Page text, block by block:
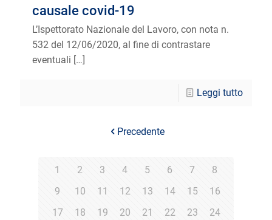
causale covid-19
L’Ispettorato Nazionale del Lavoro, con nota n.
532 del 12/06/2020, al fine di contrastare
eventuali […]
Leggi tutto
Precedente
1 2 3 4 5 6 7
8
9
10 11 12 13 14 15
16
17
18 19 20 21 22 23
24